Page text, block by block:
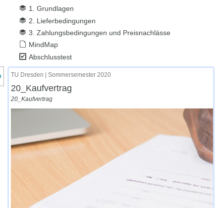
1. Grundlagen
2. Lieferbedingungen
3. Zahlungsbedingungen und Preisnachlässe
MindMap
Abschlusstest
des Kursmenüs
TU Dresden | Sommersemester 2020
20_Kaufvertrag
20_Kaufvertrag